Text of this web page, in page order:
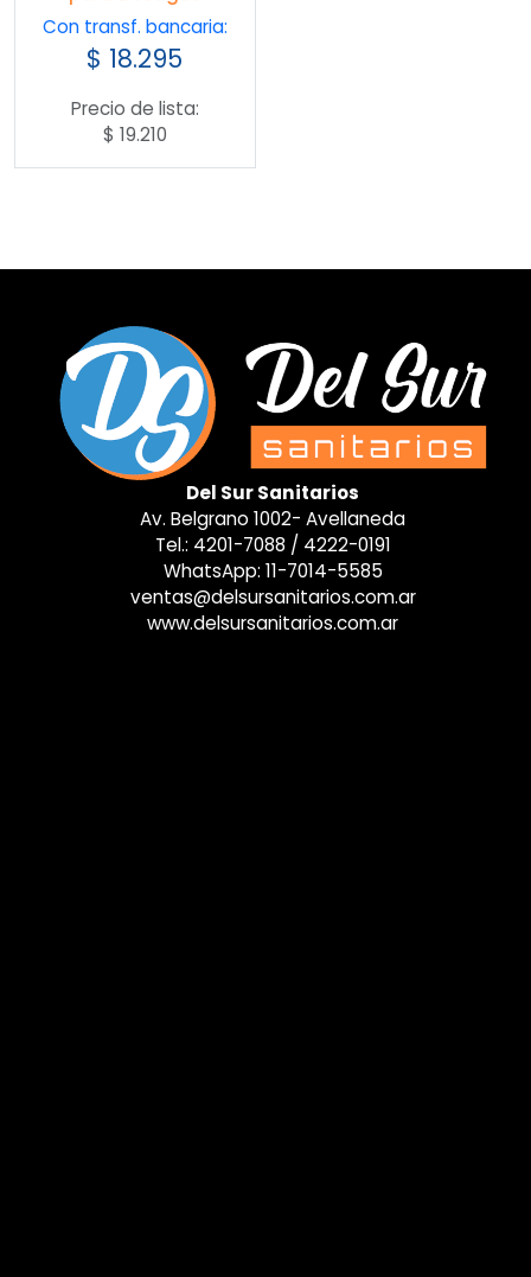
Con transf. bancaria:
$ 18.295
Precio de lista:
$ 19.210
Del Sur Sanitarios
Av. Belgrano 1002- Avellaneda
Tel.: 4201-7088 / 4222-0191
WhatsApp: 11-7014-5585
ventas@delsursanitarios.com.ar
www.delsursanitarios.com.ar